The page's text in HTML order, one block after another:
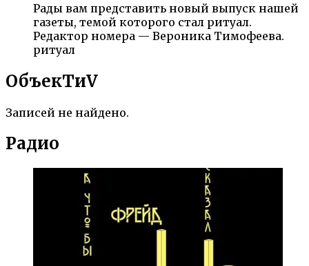
Рады вам представить новый выпуск нашей
газеты, темой которого стал ритуал.
Редактор номера — Вероника Тимофеева.
ритуал
ОбъекTиV
Записей не найдено.
Радио